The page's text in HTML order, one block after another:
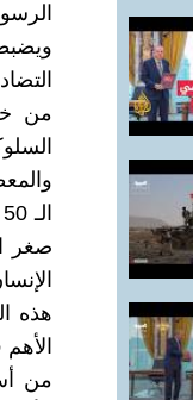
من
الإنسان
هذه
من